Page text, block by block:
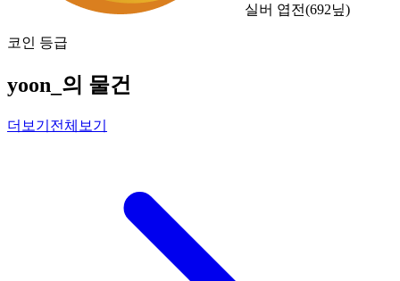
실버 엽전(692닢)
코인 등급
yoon_의 물건
더보기 전체보기